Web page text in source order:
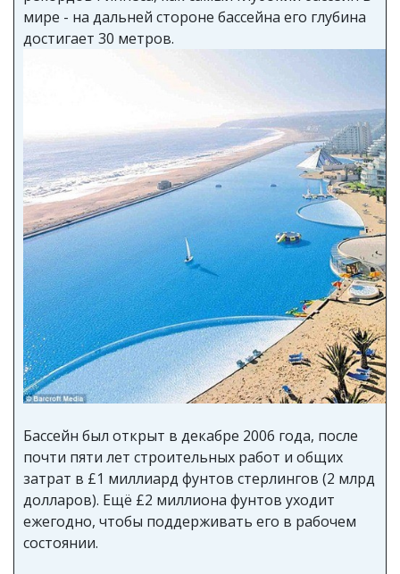
мире - на дальней стороне бассейна его глубина
достигает 30 метров.
Бассейн был открыт в декабре 2006 года, после
почти пяти лет строительных работ и общих
затрат в £1 миллиард фунтов стерлингов (2 млрд
долларов). Ещё £2 миллиона фунтов уходит
ежегодно, чтобы поддерживать его в рабочем
состоянии.